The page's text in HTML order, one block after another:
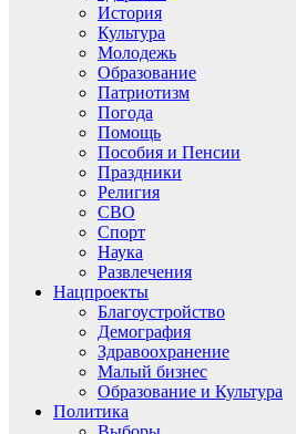
История
Культура
Молодежь
Образование
Патриотизм
Погода
Помощь
Пособия и Пенсии
Праздники
Религия
СВО
Спорт
Наука
Развлечения
Нацпроекты
Благоустройство
Демография
Здравоохранение
Малый бизнес
Образование и Культура
Политика